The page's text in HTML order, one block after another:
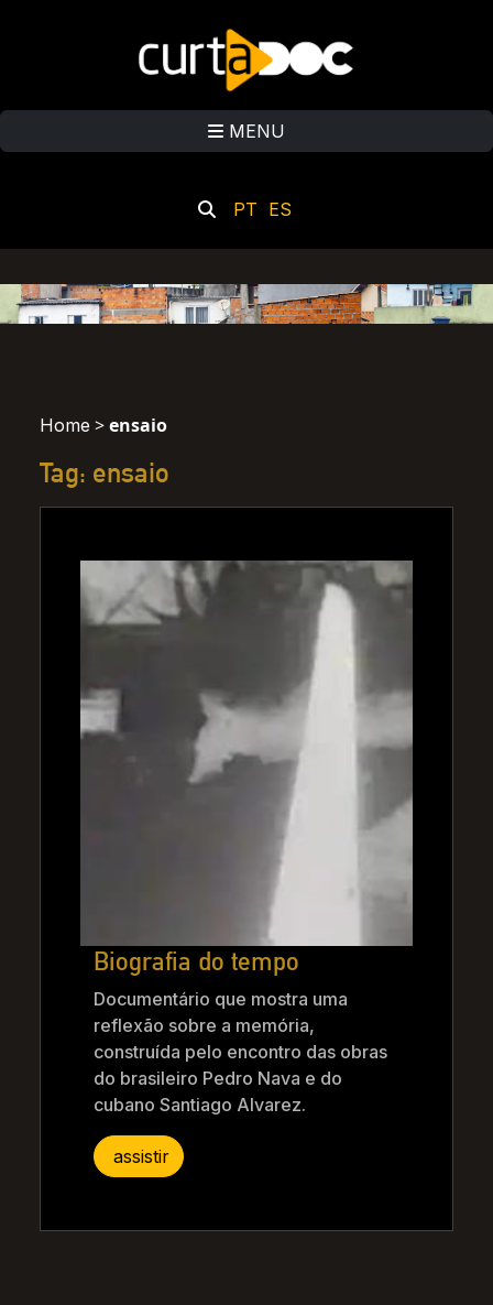
MENU
PT ES
Home >ensaio
Tag: ensaio
Biografia do tempo
Documentário que mostra uma
reflexão sobre a memória,
construída pelo encontro das obras
do brasileiro Pedro Nava e do
cubano Santiago Alvarez.
assistir